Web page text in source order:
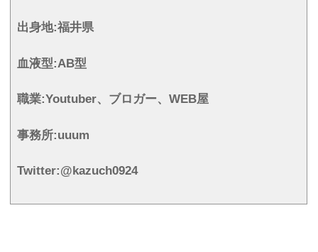
出身地:福井県
血液型:AB型
職業:Youtuber、ブロガー、WEB屋
事務所:uuum
Twitter:@kazuch0924